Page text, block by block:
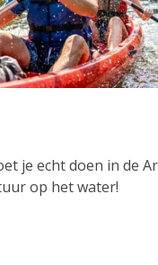
je echt doen in de
op het water!